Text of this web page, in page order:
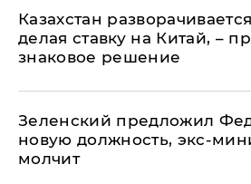
Казахстан
делая ставку на Китай, –
знаковое решение
Зеленский предложил
новую должность, экс-
молчит